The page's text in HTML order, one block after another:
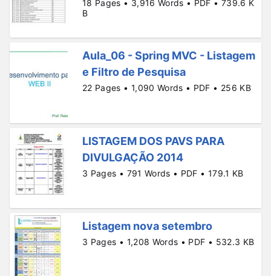
18 Pages • 3,916 Words • PDF • 739.6 K
B
Aula_06 - Spring MVC - Listagem
e Filtro de Pesquisa
22 Pages • 1,090 Words • PDF • 256 KB
LISTAGEM DOS PAVS PARA
DIVULGAÇÃO 2014
3 Pages • 791 Words • PDF • 179.1 KB
Listagem nova setembro
3 Pages • 1,208 Words • PDF • 532.3 KB